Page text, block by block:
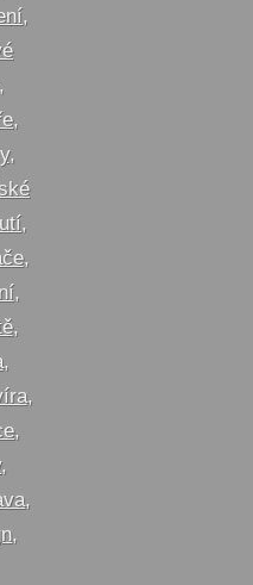
,
,
,
,
,
,
,
,
,
,
,
,
,